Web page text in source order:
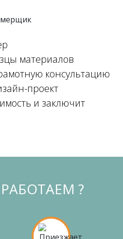
материалов
консультацию
проект
и заключит
?